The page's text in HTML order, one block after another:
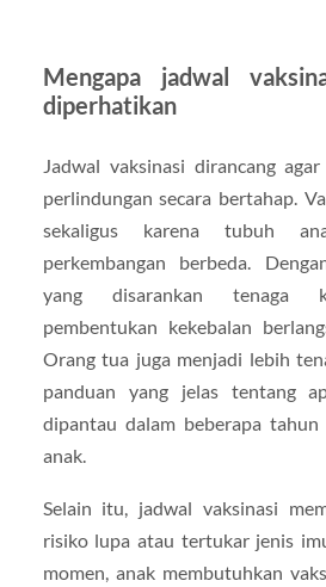
Mengapa jadwal
diperhatikan
Jadwal vaksinasi dirancang
perlindungan secara bertahap.
sekaligus karena tubuh
perkembangan berbeda.
yang disarankan tenaga
pembentukan kekebalan
Orang tua juga menjadi lebih
panduan yang jelas tentang
dipantau dalam beberapa
anak.
Selain itu, jadwal vaksinasi
risiko lupa atau tertukar jenis
momen, anak membutuhkan